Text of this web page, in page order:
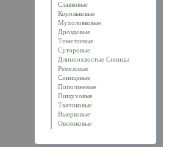
Славковые
Корольковые
Мухоловковые
Дроздовые
Тимелиевые
Суторовые
Длиннохвостые Синицы
Ремезовые
Синицевые
Поползневые
Пищуховые
Ткачиковые
Вьюрковые
Овсянковые